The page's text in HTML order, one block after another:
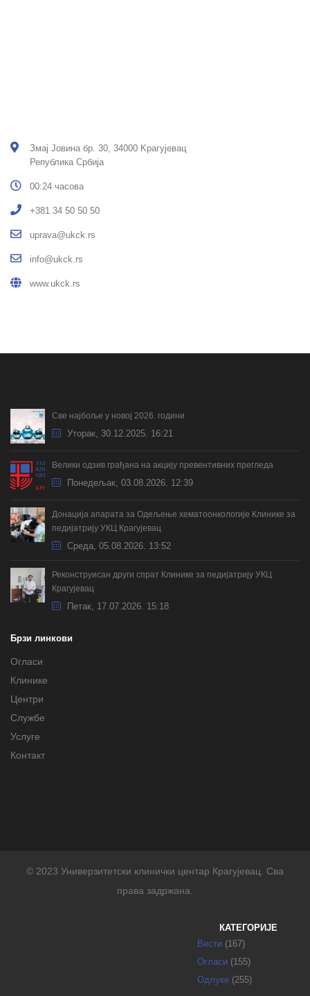
Змај Јовина бр. 30, 34000 Kрагујевац
Република Србија
00:24 часова
+381 34 50 50 50
uprava@ukck.rs
info@ukck.rs
www.ukck.rs
Све најбоље у новој 2026. години
Уторак, 30.12.2025. 16:21
Велики одзив грађана на акцију превентивних прегледа
Понедељак, 03.08.2026. 12:39
Донација апарата за Одељење хематоонкологије Клинике за
педијатрију УКЦ Крагујевац
Cреда, 05.08.2026. 13:52
Реконструисан други спрат Клинике за педијатрију УКЦ
Крагујевац
Петак, 17.07.2026. 15:18
Брзи линкови
Огласи
Клинике
Центри
Службе
Услуге
Контакт
© 2023 Универзитетски клинички центар Крагујевац. Сва
права задржана.
КАТЕГОРИЈЕ
Вести (167)
Огласи (155)
Одлуке (255)